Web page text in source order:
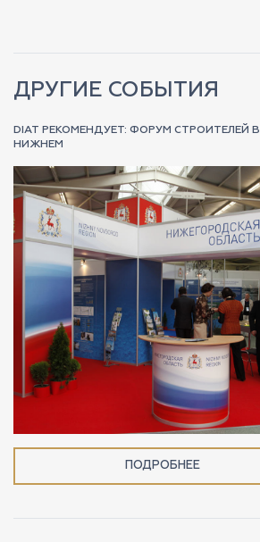
ДРУГИЕ СОБЫТИЯ
DIAT РЕКОМЕНДУЕТ: ФОРУМ СТРОИТЕЛЕЙ В
НИЖНЕМ
ПОДРОБНЕЕ